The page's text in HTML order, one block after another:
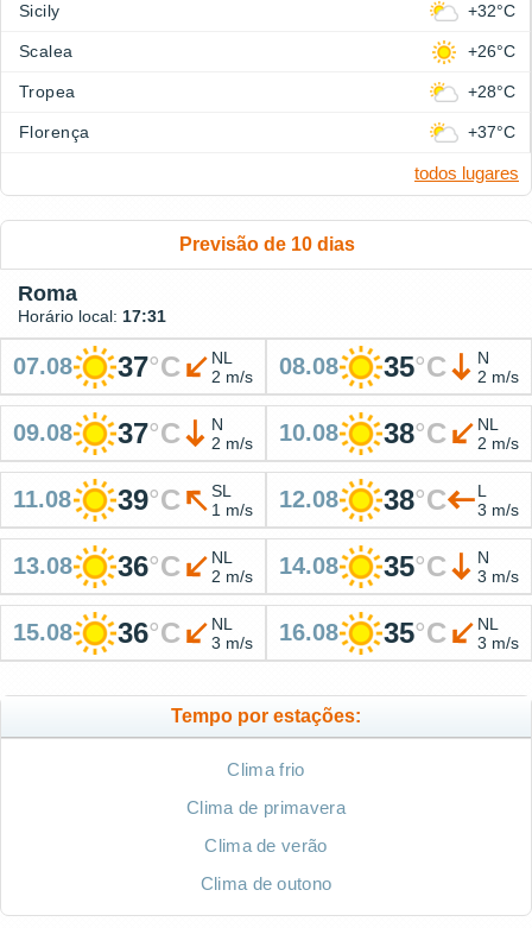
Sicily +32°C
Scalea +26°C
Tropea +28°C
Florença +37°C
todos lugares
Previsão de 10 dias
Roma
Horário local: 17:31
07.08 37°C
NL
2 m/s
08.08 35°C
N
2 m/s
09.08 37°C
N
2 m/s
10.08 38°C
NL
2 m/s
11.08 39°C
SL
1 m/s
12.08 38°C
L
3 m/s
13.08 36°C
NL
2 m/s
14.08 35°C
N
3 m/s
15.08 36°C
NL
3 m/s
16.08 35°C
NL
3 m/s
Tempo por estações:
Clima frio
Clima de primavera
Clima de verão
Clima de outono